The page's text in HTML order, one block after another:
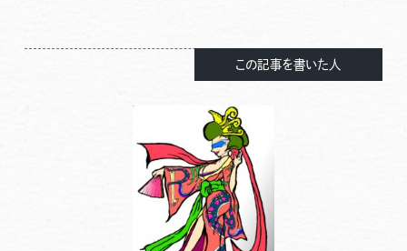
この記事を書いた人